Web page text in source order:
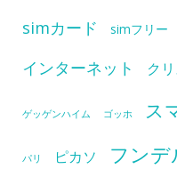
simカード simフリー
インターネット
ク
ゲッゲンハイム ゴッホ ス
パリ ピカソ フン